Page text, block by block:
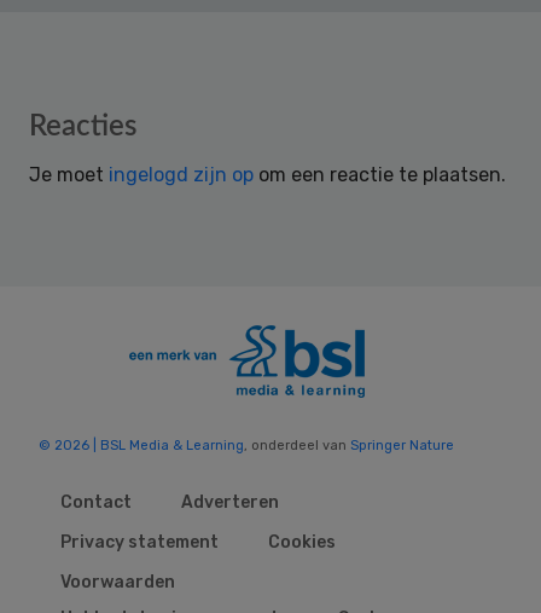
Reader
Reacties
Je moet ingelogd zijn op om een reactie te plaatsen.
© 2026 | BSL Media & Learning , onderdeel van Springer Nature
Contact
Adverteren
Privacy statement
Cookies
Voorwaarden